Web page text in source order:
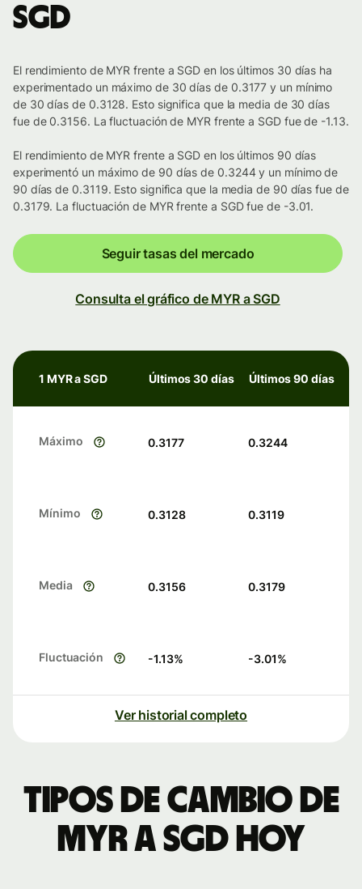
SGD
El rendimiento de MYR frente a SGD en los últimos 30 días ha
experimentado un máximo de 30 días de 0.3177 y un mínimo
de 30 días de 0.3128. Esto significa que la media de 30 días
fue de 0.3156. La fluctuación de MYR frente a SGD fue de -1.13.
El rendimiento de MYR frente a SGD en los últimos 90 días
experimentó un máximo de 90 días de 0.3244 y un mínimo de
90 días de 0.3119. Esto significa que la media de 90 días fue de
0.3179. La fluctuación de MYR frente a SGD fue de -3.01.
Seguir tasas del mercado
Consulta el gráfico de MYR a SGD
1 MYR a SGD Últimos 30 días Últimos 90 días
Máximo 0.3177 0.3244
Mínimo 0.3128 0.3119
Media 0.3156 0.3179
Fluctuación -1.13% -3.01%
Ver historial completo
Tipos de cambio de
MYR a SGD hoy